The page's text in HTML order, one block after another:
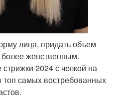
лица, придать объем
более женственным.
2024 с челкой на
топ самых востребованных